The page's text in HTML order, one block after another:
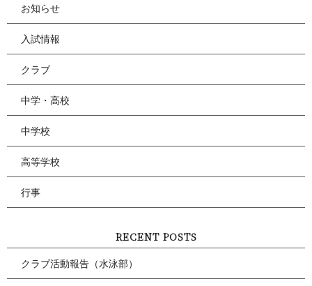
お知らせ
入試情報
クラブ
中学・高校
中学校
高等学校
行事
RECENT POSTS
クラブ活動報告（水泳部）